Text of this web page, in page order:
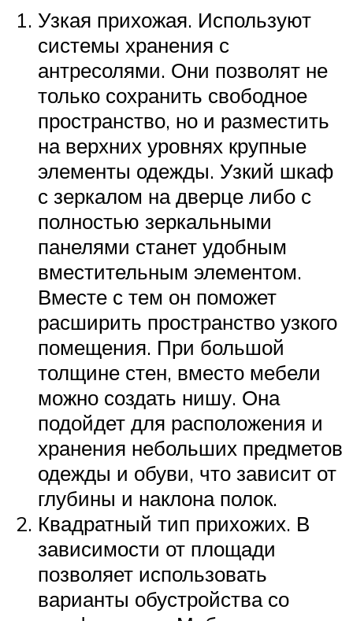
Узкая прихожая. Используют
системы хранения с
антресолями. Они позволят не
только сохранить свободное
пространство, но и разместить
на верхних уровнях крупные
элементы одежды. Узкий шкаф
с зеркалом на дверце либо с
полностью зеркальными
панелями станет удобным
вместительным элементом.
Вместе с тем он поможет
расширить пространство узкого
помещения. При большой
толщине стен, вместо мебели
можно создать нишу. Она
подойдет для расположения и
хранения небольших предметов
одежды и обуви, что зависит от
глубины и наклона полок.
Квадратный тип прихожих. В
зависимости от площади
позволяет использовать
варианты обустройства со